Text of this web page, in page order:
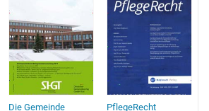
Die Gemeinde PflegeRecht